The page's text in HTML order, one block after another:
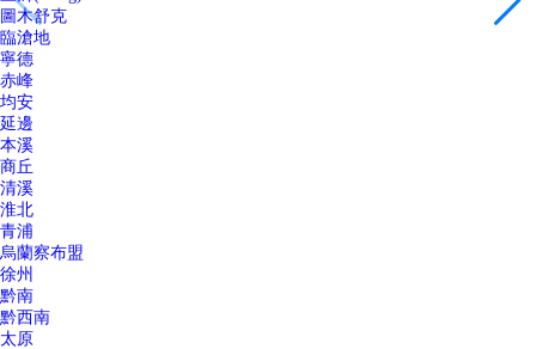
圖木舒克
臨滄地
寧德
赤峰
均安
延邊
本溪
商丘
清溪
淮北
青浦
烏蘭察布盟
徐州
黔南
黔西南
太原